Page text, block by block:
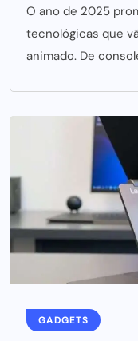
O ano de 2025
tecnológicas que
animado. De
GADGETS